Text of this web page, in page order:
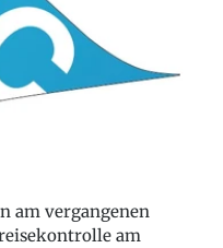
am vergangenen
am